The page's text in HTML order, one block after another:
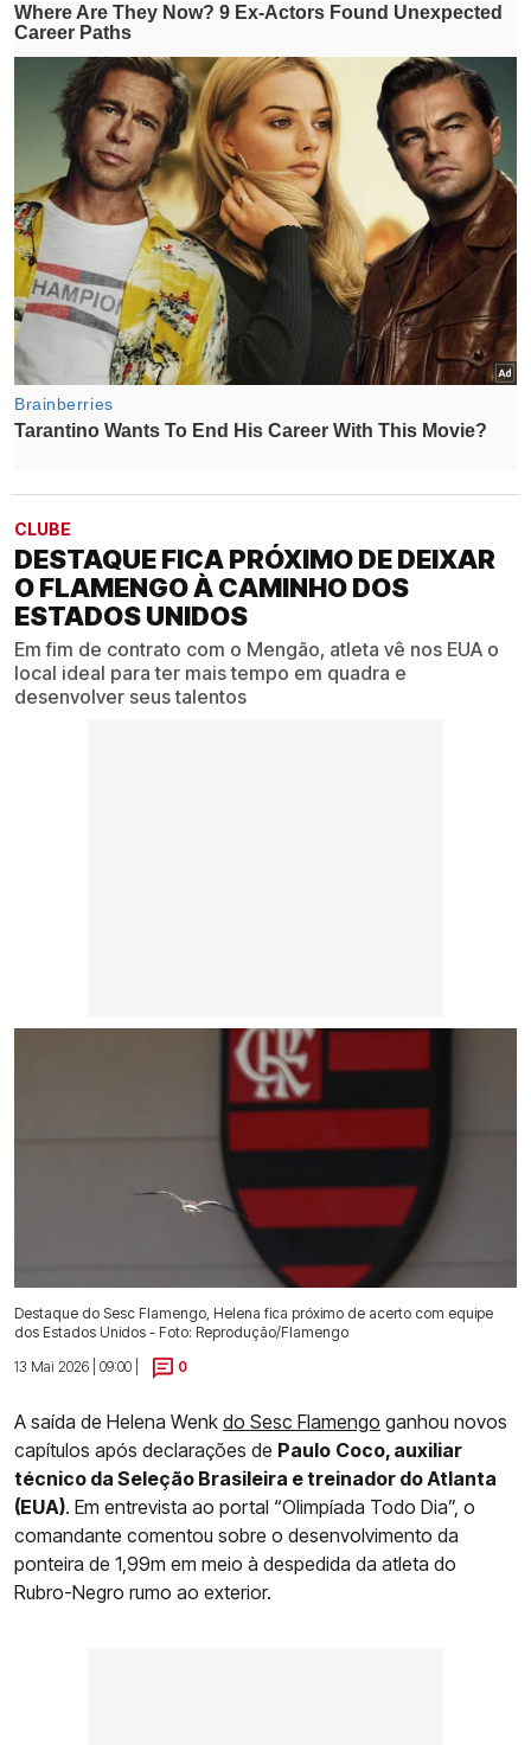
CLUBE
DESTAQUE FICA PRÓXIMO DE DEIXAR
O FLAMENGO À CAMINHO DOS
ESTADOS UNIDOS
Em fim de contrato com o Mengão, atleta vê nos EUA o
local ideal para ter mais tempo em quadra e
desenvolver seus talentos
Destaque do Sesc Flamengo, Helena fica próximo de acerto com equipe
dos Estados Unidos - Foto: Reprodução/Flamengo
13 Mai 2026 | 09:00 |
0
A saída de Helena Wenk do Sesc Flamengo ganhou novos
capítulos após declarações de Paulo Coco, auxiliar
técnico da Seleção Brasileira e treinador do Atlanta
(EUA). Em entrevista ao portal “Olimpíada Todo Dia”, o
comandante comentou sobre o desenvolvimento da
ponteira de 1,99m em meio à despedida da atleta do
Rubro-Negro rumo ao exterior.